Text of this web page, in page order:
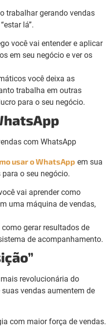
trabalhar gerando vendas
lá”.
você vai entender e aplicar
em seu negócio e ver os
você deixa as
trabalha em outras
para o seu negócio.
usar o WhatsApp em sua
o seu negócio.
vai aprender como
uma máquina de vendas,
gerar resultados de
de acompanhamento.
revolucionária do
vendas aumentem de
com maior força de vendas.